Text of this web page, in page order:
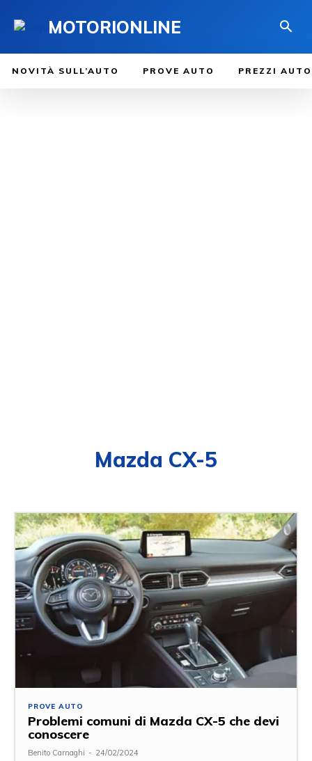
MOTORIONLINE
NOVITÀ SULL’AUTO PROVE AUTO PREZZI AUTO
Mazda CX-5
PROVE AUTO
Problemi comuni di Mazda CX-5 che devi
conoscere
Benito Carnaghi - 24/02/2024